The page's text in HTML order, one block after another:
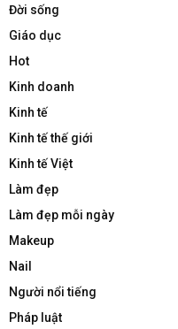
Đời sống
Giáo dục
Hot
Kinh doanh
Kinh tế
Kinh tế thế giới
Kinh tế Việt
Làm đẹp
Làm đẹp mỗi ngày
Makeup
Nail
Người nổi tiếng
Pháp luật